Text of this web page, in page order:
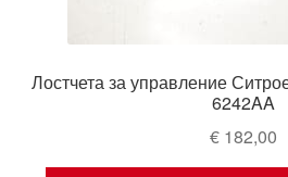
Лостчета за управление
6242AA
€ 182,00